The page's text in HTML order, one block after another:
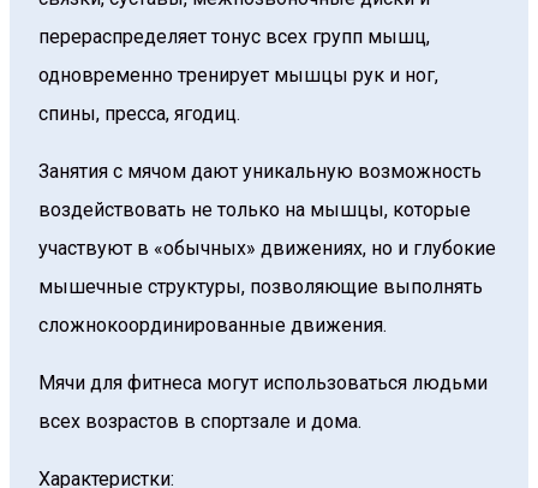
перераспределяет тонус всех групп мышц,
одновременно тренирует мышцы рук и ног,
спины, пресса, ягодиц.
Занятия с мячом дают уникальную возможность
воздействовать не только на мышцы, которые
участвуют в «обычных» движениях, но и глубокие
мышечные структуры, позволяющие выполнять
сложнокоординированные движения.
Мячи для фитнеса могут использоваться людьми
всех возрастов в спортзале и дома.
Характеристки: